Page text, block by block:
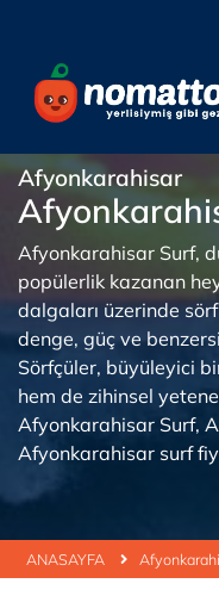
ANASAYFA
Afyonkarahisar
Afyonkarahisar Surf,
popülerlik kazanan
dalgaları üzerinde
denge, güç ve
Sörfçüler, büyüleyici
hem de zihinsel
Afyonkarahisar Surf,
Afyonkarahisar surf